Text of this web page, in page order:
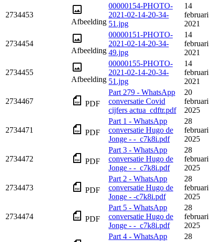
2734453
Afbeelding
00000154-PHOTO-
2021-02-14-20-34-
51.jpg
14
februari
2021
2734454
Afbeelding
00000151-PHOTO-
2021-02-14-20-34-
49.jpg
14
februari
2021
2734455
Afbeelding
00000155-PHOTO-
2021-02-14-20-34-
51.jpg
14
februari
2021
2734467 PDF
Part 279 - WhatsApp
conversatie Covid
cijfers actua_cdftr.pdf
20
februari
2025
2734471 PDF
Part 1 - WhatsApp
conversatie Hugo de
Jonge - -_c7k8i.pdf
28
februari
2025
2734472 PDF
Part 3 - WhatsApp
conversatie Hugo de
Jonge - -_c7k8i.pdf
28
februari
2025
2734473 PDF
Part 2 - WhatsApp
conversatie Hugo de
Jonge - -c7k8i.pdf
28
februari
2025
2734474 PDF
Part 5 - WhatsApp
conversatie Hugo de
Jonge - -_c7k8i.pdf
28
februari
2025
Part 4 - WhatsApp
28